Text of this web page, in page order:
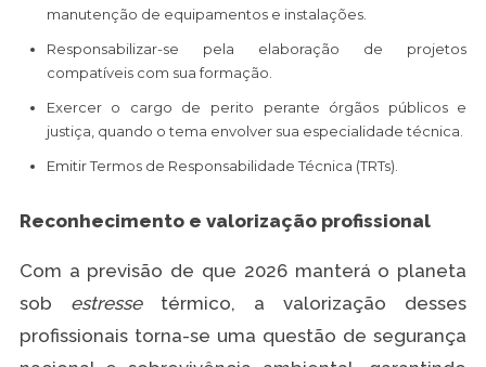
manutenção de equipamentos e instalações.
Responsabilizar-se pela elaboração de projetos
compatíveis com sua formação.
Exercer o cargo de perito perante órgãos públicos e
justiça, quando o tema envolver sua especialidade técnica.
Emitir Termos de Responsabilidade Técnica (TRTs).
Reconhecimento e valorização profissional
Com a previsão de que 2026 manterá o planeta
sob estressetérmico, a valorização desses
profissionais torna-se uma questão de segurança